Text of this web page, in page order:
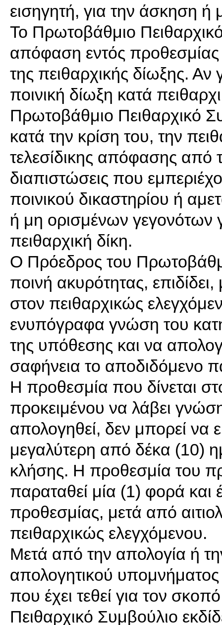
εισηγητή, για την άσκηση ή
Το Πρωτοβάθμιο Πειθαρχικό
απόφαση εντός
της πειθαρχικής δίωξης. Αν
ποινική δίωξη κατά
Πρωτοβάθμιο Πειθαρχικό
κατά την κρίση του, την
τελεσίδικης απόφασης από
διαπιστώσεις που
ποινικού δικαστηρίου ή
ή μη ορισμένων γεγονότων
πειθαρχική δίκη.
Ο Πρόεδρος του
ποινή ακυρότητας,
στον πειθαρχικώς
ενυπόγραφα γνώση του
της υπόθεσης και να
σαφήνεια το αποδιδόμενο
Η προθεσμία που δίνεται
προκειμένου να λάβει
απολογηθεί, δεν μπορεί να
μεγαλύτερη από δέκα (10)
κλήσης. Η προθεσμία του
παραταθεί μία (1) φορά και
προθεσμίας, μετά από
πειθαρχικώς ελεγχόμενου.
Μετά από την απολογία ή
απολογητικού
που έχει τεθεί για τον
Πειθαρχικό Συμβούλιο